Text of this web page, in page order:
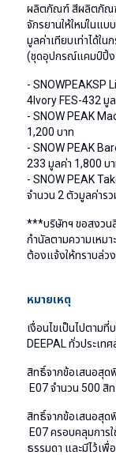
ผลิตภัณฑ์สีผลิตภัณ
จักรยานให้ใหม่ในแ
มูลค่าเทียบเท่าได้ใน
(ชุดอุปกรณ์แคมป์ปิ้ง
- SNOWPEAKSP
4Ivory FES-432 มู
- SNOW PEAK
1,200 บาท
- SNOW PEAK
233 มูลค่า 1,800 บ
- SNOW PEAK
จำนวน 2 ตัวมูลค่าร
***บริษัทฯ ขอสงวน
กำนัลตามความเหม
ต้องแจ้งให้ทราบล่ว
หมายเหตุ
เงื่อนไขเป็นไปตาม
DEEPAL ทั่วประเท
สิทธิ์จากข้อเสนอสุด
E07 จำนวน 500 สิ
สิทธิ์จากข้อเสนอสุด
E07 ครอบคลุมการ
ธรรมดา และมีไว้เพื่